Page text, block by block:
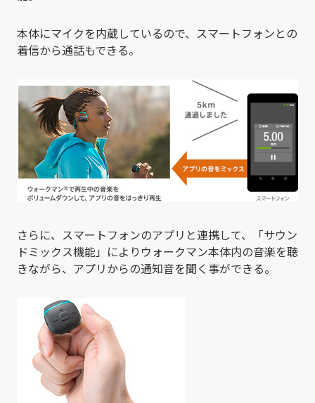
本体にマイクを内蔵しているので、スマートフォンとの
着信から通話もできる。
さらに、スマートフォンのアプリと連携して、「サウン
ドミックス機能」によりウォークマン本体内の音楽を聴
きながら、アプリからの通知音を聞く事ができる。